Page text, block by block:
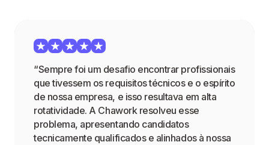
“Sempre foi um desafio encontrar profissionais
que tivessem os requisitos técnicos e o espírito
de nossa empresa, e isso resultava em alta
rotatividade. A Chawork resolveu esse
problema, apresentando candidatos
tecnicamente qualificados e alinhados à nossa